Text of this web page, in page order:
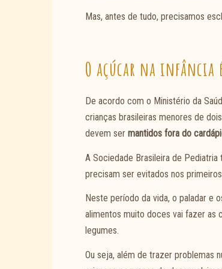
Mas, antes de tudo, precisamos
O açúcar na infância
De acordo com o Ministério da
crianças brasileiras menores de
devem ser mantidos fora do
A Sociedade Brasileira de
precisam ser evitados nos
Neste período da vida, o paladar e
alimentos muito doces vai fazer as
legumes.
Ou seja, além de trazer problemas